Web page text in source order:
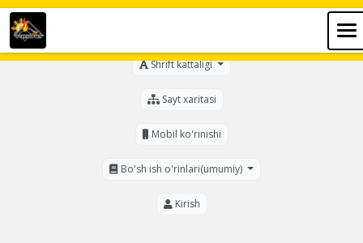
Shrift kattaligi
Sayt xaritasi
Mobil ko'rinishi
Bo'sh ish o'rinlari(umumiy)
Kirish